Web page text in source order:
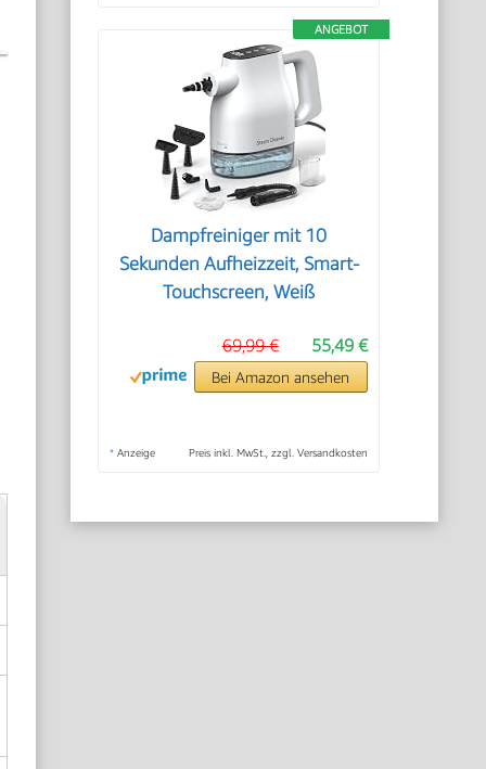
ANGEBOT
Dampfreiniger mit 10
Sekunden Aufheizzeit, Smart-
Touchscreen, Weiß
55,49 €
69,99 €
Bei Amazon ansehen
* Anzeige Preis inkl. MwSt., zzgl. Versandkosten